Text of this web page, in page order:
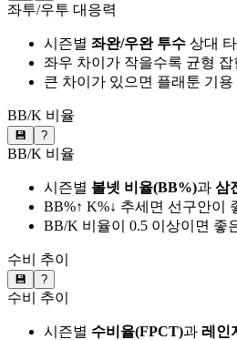
좌투/우투 대응력
시즌별 좌완/우완 투수 상대
좌우 차이가 작을수록 균형 잡
큰 차이가 있으면 플래툰 기용
BB/K 비율
💾 ?
BB/K 비율
시즌별 볼넷 비율(BB%)과 삼
BB%↑ K%↓ 추세면 선구안이
BB/K 비율이 0.5 이상이면 좋
수비 추이
💾 ?
수비 추이
시즌별 수비율(FPCT)과 레인